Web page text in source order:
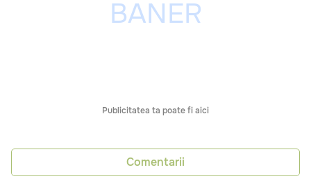
Publicitatea ta poate fi aici
Comentarii